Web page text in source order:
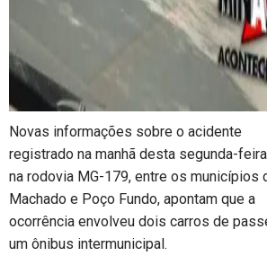
Novas informações sobre o acidente
registrado na manhã desta segunda-
na rodovia MG-179, entre os municípios
Machado e Poço Fundo, apontam que a
ocorrência envolveu dois carros de
um ônibus intermunicipal.